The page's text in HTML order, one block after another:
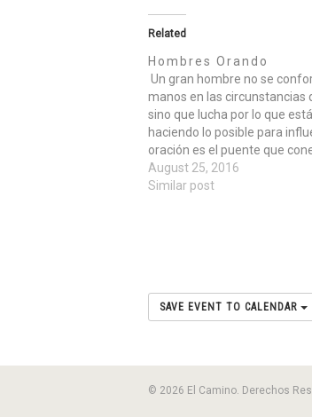
Related
Hombres Orando
Un gran hombre no se
manos en las circunstancias
sino que lucha por lo que
haciendo lo posible para
oración es el puente que
transformador, que es el que
August 25, 2016
Similar post
SAVE EVENT TO CALENDAR
© 2026 El Camino. Derechos